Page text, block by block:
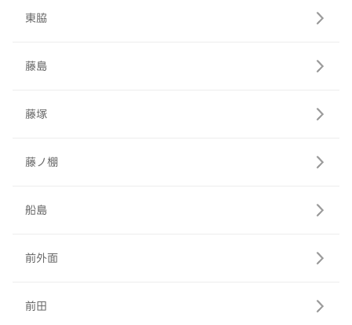
東脇
藤島
藤塚
藤ノ棚
船島
前外面
前田